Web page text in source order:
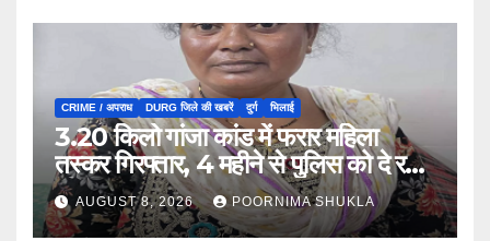
CRIME / अपराध DURG जिले की खबरें दुर्ग भिलाई
3.20 किलो गांजा कांड में फरार महिला
तस्कर गिरफ्तार, 4 महीने से पुलिस को दे रही
थी चकमा…
AUGUST 8, 2026 POORNIMA SHUKLA